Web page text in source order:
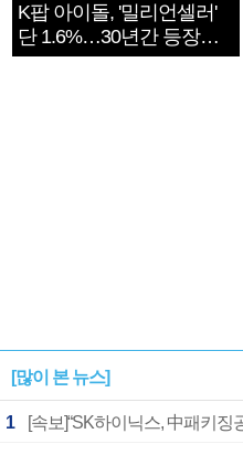
K팝 아이돌, '밀리언셀러'
단 1.6%…30년간 등장
1182개팀 전수조사
[많이 본 뉴스]
1 [속보]“SK하이닉스, 中패키